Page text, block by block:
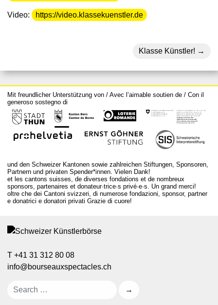
Video: https://video.klassekuenstler.de
Klasse Künstler!
Mit freundlicher Unterstützung von / Avec l’aimable soutien de / Con il
generoso sostegno di
und den Schweizer Kantonen sowie zahlreichen Stiftungen, Sponsoren,
Partnern und privaten Spender*innen. Vielen Dank!
et les cantons suisses, de diverses fondations et de nombreux
sponsors, partenaires et donateur·trice·s privé·e·s. Un grand merci!
oltre che dei Cantoni svizzeri, di numerose fondazioni, sponsor, partner
e donatrici e donatori privati Grazie di cuore!
T +41 31 312 80 08
info@bourseauxspectacles.ch